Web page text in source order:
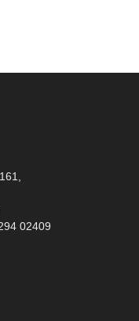
02409